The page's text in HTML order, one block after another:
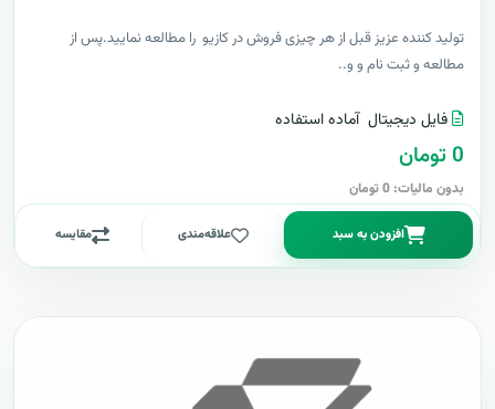
توليد کننده عزيز قبل از هر چیزی فروش در کازیو را مطالعه نمایید.پس از
مطالعه و ثبت نام و و..
فایل دیجیتال آماده استفاده
0 تومان
بدون مالیات: 0 تومان
افزودن به سبد علاقه‌مندی مقایسه